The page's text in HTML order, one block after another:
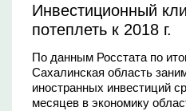
Инвестиционный
потеплеть к 2018 г.
По данным Росстата по
Сахалинская область
иностранных инвестиций
месяцев в экономику